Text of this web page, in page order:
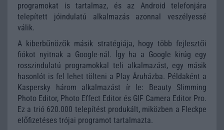
programokat is tartalmaz, és az Android telefonjára
telepített jóindulatú alkalmazás azonnal veszélyessé
válik.
A kiberbűnözők másik stratégiája, hogy több fejlesztői
fiókot nyitnak a Google-nál. Így ha a Google kirúg egy
rosszindulatú programokkal teli alkalmazást, egy másik
hasonlót is fel lehet tölteni a Play Áruházba. Példaként a
Kaspersky három alkalmazást ír le: Beauty Slimming
Photo Editor, Photo Effect Editor és GIF Camera Editor Pro.
Ez a trió 620.000 telepítést produkált, miközben a Fleckpe
előfizetéses trójai programot tartalmazta.